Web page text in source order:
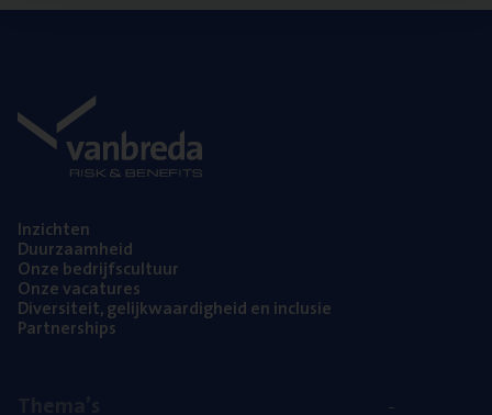
Inzich­ten
Duur­zaam­heid
Onze bedrijfs­cul­tuur
Onze vaca­tu­res
Diver­si­teit, gelijk­waar­dig­heid en inclusie
Part­ner­ships